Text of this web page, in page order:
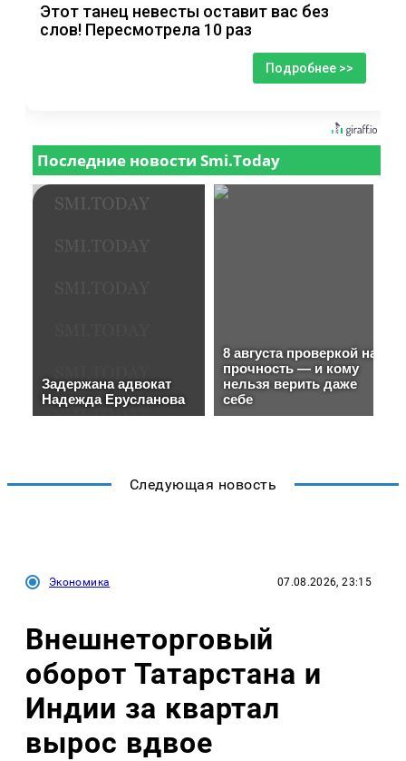
Этот танец невесты оставит вас без
слов! Пересмотрела 10 раз
Подробнее >>
Следующая новость
Экономика 07.08.2026, 23:15
Внешнеторговый
оборот Татарстана и
Индии за квартал
вырос вдвое